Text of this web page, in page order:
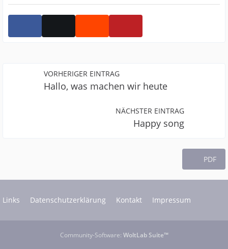
VORHERIGER EINTRAG
Hallo, was machen wir heute
NÄCHSTER EINTRAG
Happy song
PDF
Links Datenschutzerklärung Kontakt Impressum
Community-Software: WoltLab Suite™